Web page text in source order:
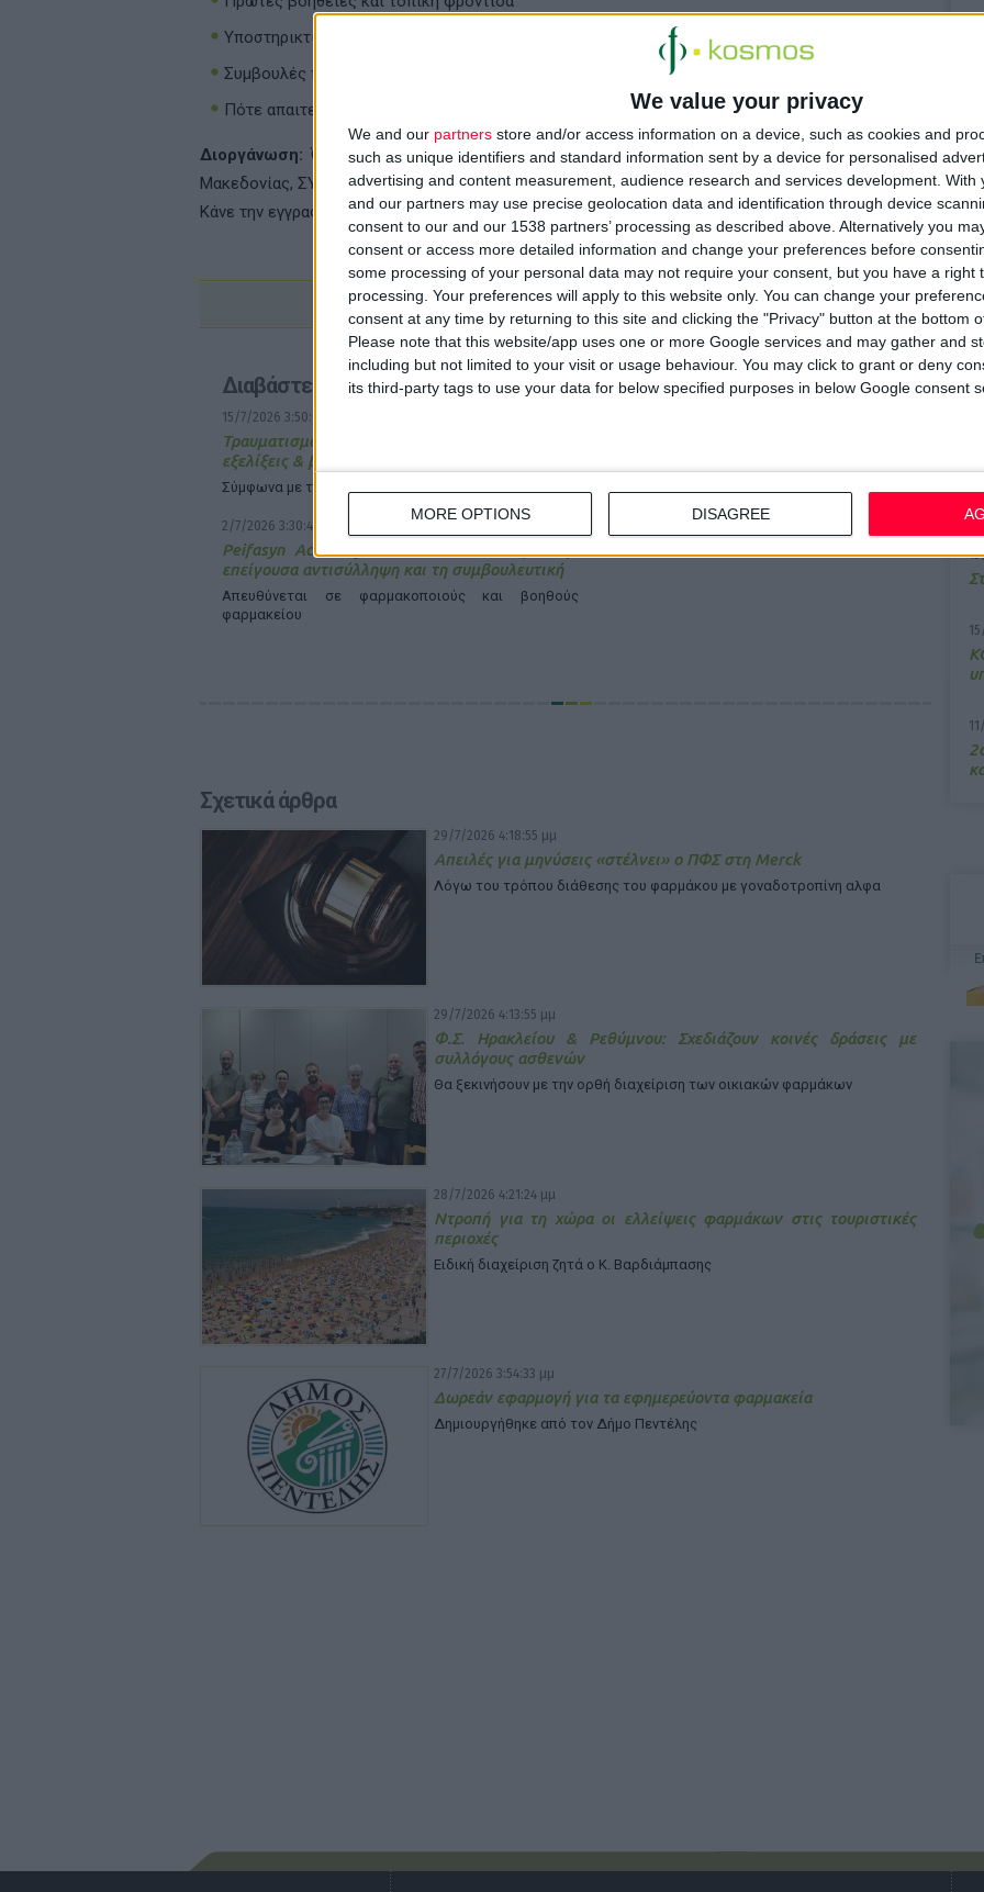
We value your privacy
We and our partners store and/or access information on a device, such as cookies and
such as unique identifiers and standard information sent by a device for personalised
advertising and content measurement, audience research and services development. With
and our partners may use precise geolocation data and identification through device
consent to our and our 1538 partners’ processing as described above. Alternatively you
consent or access more detailed information and change your preferences before
some processing of your personal data may not require your consent, but you have a right
processing. Your preferences will apply to this website only. You can change your
consent at any time by returning to this site and clicking the "Privacy" button at the bottom
Please note that this website/app uses one or more Google services and may gather and
including but not limited to your visit or usage behaviour. You may click to grant or deny
its third-party tags to use your data for below specified purposes in below Google consent
MORE OPTIONS DISAGREE
Υποστηρικτικά μέσα: αντιφλεγμονώδη, tapes, επίδεσμοι, νάρθηκες
Συμβουλές πρόληψης & αποκατάστασης
Πότε απαιτείται παραπομπή σε γιατρό;
Διοργάνωση:Όμιλος ΠΕΙΦΑΣΥΝ, ΣΥΦΑ Θράκης, ΣΥΦΑΝΟΠΠΕ, ΣΕΦΑΡ-ΣΥΦΑΡΤ, ΣΥΦΑ Δυτικής
Μακεδονίας, ΣΥΦΑ Ημαθίας Πέλλας, Κυρίτσης Ορθοπαιδικά & Logiscoop.
Κάνε την εγγραφή σου εδώ
Διαβάστε επίσης
15/7/2026 3:50:07 μμ
Τραυματισμοί στη Θάλασσα: Σύγχρονες
εξελίξεις & βέλτιστες πρακτικές διαχείρισης
Σύμφωνα με την f-anazitisi
2/7/2026 3:30:41 μμ
Peifasyn Academy: Νέο live webinar για την
επείγουσα αντισύλληψη και τη συμβουλευτική
Απευθύνεται σε φαρμακοποιούς και βοηθούς
φαρμακείου
Σχετικά άρθρα
29/7/2026 4:18:55 μμ
Απειλές για μηνύσεις «στέλνει» ο ΠΦΣ στη Merck
Λόγω του τρόπου διάθεσης του φαρμάκου με γοναδοτροπίνη αλφα
29/7/2026 4:13:55 μμ
Φ.Σ. Ηρακλείου & Ρεθύμνου: Σχεδιάζουν κοινές δράσεις με
συλλόγους ασθενών
Θα ξεκινήσουν με την ορθή διαχείριση των οικιακών φαρμάκων
28/7/2026 4:21:24 μμ
Ντροπή για τη χώρα οι ελλείψεις φαρμάκων στις τουριστικές
περιοχές
Ειδική διαχείριση ζητά ο Κ. Βαρδιάμπασης
27/7/2026 3:54:33 μμ
Δωρεάν εφαρμογή για τα εφημερεύοντα φαρμακεία
Δημιουργήθηκε από τον Δήμο Πεντέλης